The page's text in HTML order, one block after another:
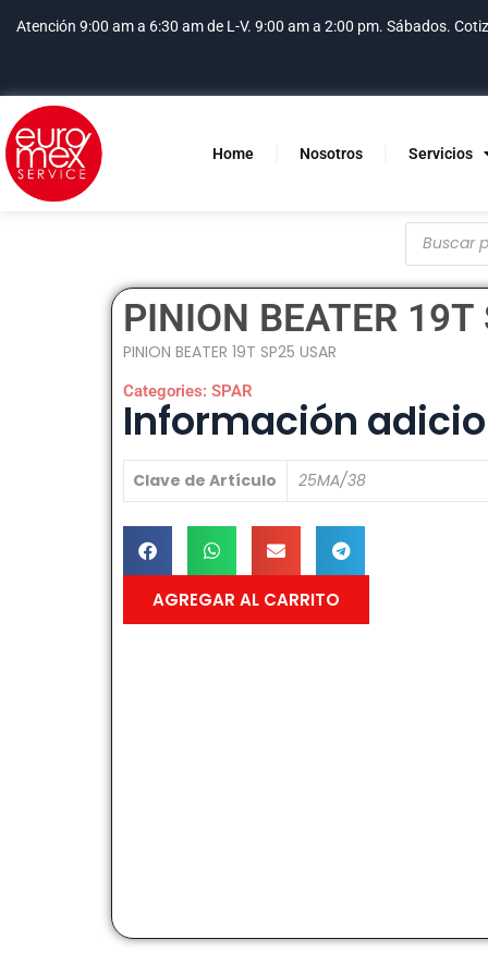
Atención 9:00 am a 6:30 am de L-V. 9:00 am a 2:00 pm. Sábados.
Home Nosotros Servicios
PINION BEATER 19T
PINION BEATER 19T SP25 USAR
Categories: SPAR
Información
Clave de Artículo 25MA/38
AGREGAR AL CARRITO